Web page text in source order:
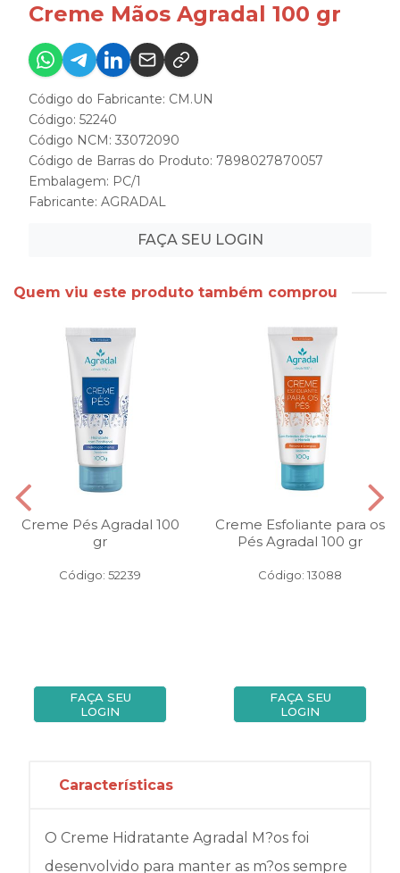
Creme Mãos Agradal 100 gr
Código do Fabricante: CM.UN
Código: 52240
Código NCM: 33072090
Código de Barras do Produto: 7898027870057
Embalagem: PC/1
Fabricante: AGRADAL
FAÇA SEU LOGIN
Quem viu este produto também comprou
Creme Pés Agradal 100
gr
Código: 52239
FAÇA SEU
LOGIN
Creme Esfoliante para os
Pés Agradal 100 gr
Código: 13088
FAÇA SEU
LOGIN
Características
O Creme Hidratante Agradal M?os foi
desenvolvido para manter as m?os sempre